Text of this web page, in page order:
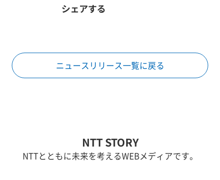
シェアする
ニュースリリース一覧に戻る
NTT STORY
NTTとともに未来を考えるWEBメディアです。